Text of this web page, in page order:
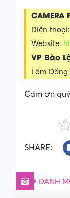
CAMERA
Điện thoại:
Website:
VP Bảo
Lâm Đồng
Cảm ơn
SHARE:
DANH